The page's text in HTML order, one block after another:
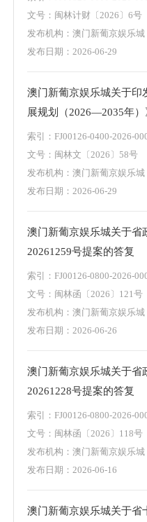
文号：闽林计财〔2026〕6号
发布机构：澳门新葡京娱乐城
发布日期：2026-06-29
澳门新葡京娱乐城关于印
展规划（2026—2035年）
索引：FJ00126-0400-2026-
文号：闽林文〔2026〕58号
发布机构：澳门新葡京娱乐城
发布日期：2026-06-29
澳门新葡京娱乐城关于省
20261259号提案的答复
索引：FJ00126-0800-2026-
文号：闽林函〔2026〕121号
发布机构：澳门新葡京娱乐城
发布日期：2026-06-26
澳门新葡京娱乐城关于省
20261228号提案的答复
索引：FJ00126-0800-2026-
文号：闽林函〔2026〕118号
发布机构：澳门新葡京娱乐城
发布日期：2026-06-16
澳门新葡京娱乐城关于省